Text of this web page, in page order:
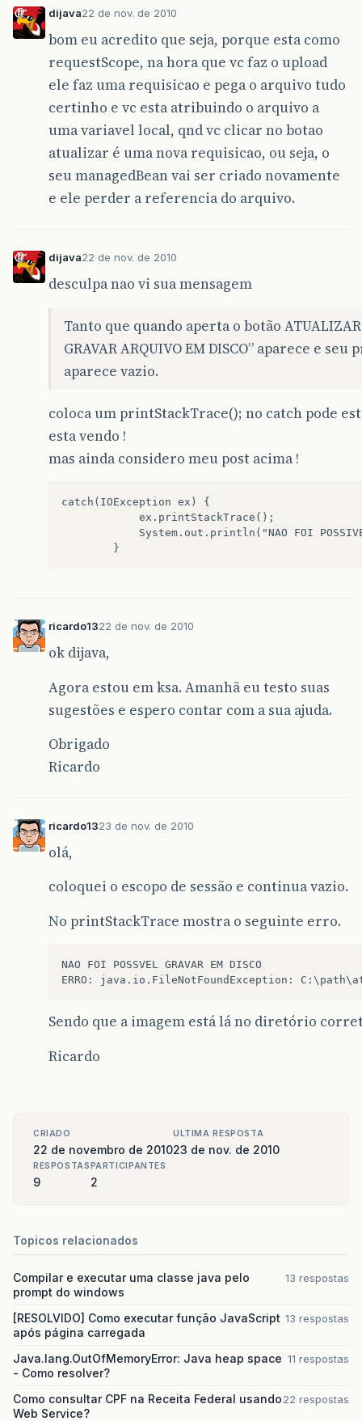
dijava22 de nov. de 2010
bom eu acredito que seja, porque esta como
requestScope, na hora que vc faz o upload
ele faz uma requisicao e pega o arquivo tudo
certinho e vc esta atribuindo o arquivo a
uma variavel local, qnd vc clicar no botao
atualizar é uma nova requisicao, ou seja, o
seu managedBean vai ser criado novamente
e ele perder a referencia do arquivo.
dijava22 de nov. de 2010
desculpa nao vi sua mensagem
Tanto que quando aperta o botão ATUALIZAR
GRAVAR ARQUIVO EM DISCO” aparece e
aparece vazio.
coloca um printStackTrace(); no catch pode
esta vendo !
mas ainda considero meu post acima !
catch(IOException ex) {
            ex.printStackTrace();
System.out.println("NAO FOI
ricardo1322 de nov. de 2010
ok dijava,
Agora estou em ksa. Amanhã eu testo suas
sugestões e espero contar com a sua ajuda.
Obrigado
Ricardo
ricardo1323 de nov. de 2010
olá,
coloquei o escopo de sessão e continua vazio.
No printStackTrace mostra o seguinte erro.
NAO FOI POSSVEL GRAVAR EM DISCO
Sendo que a imagem está lá no diretório
Ricardo
CRIADO
22 de novembro de 2010
ULTIMA RESPOSTA
23 de nov. de 2010
RESPOSTAS
9
PARTICIPANTES
2
Topicos relacionados
Compilar e executar uma classe java pelo
prompt do windows
13 respostas
[RESOLVIDO] Como executar função JavaScript
após página carregada
13 respostas
Java.lang.OutOfMemoryError: Java heap space
- Como resolver?
11 respostas
Como consultar CPF na Receita Federal usando
Web Service?
22 respostas